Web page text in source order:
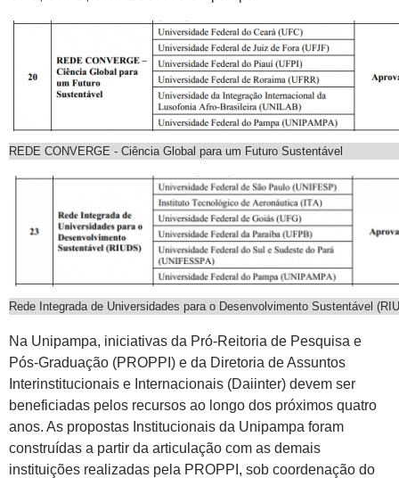
REDE CONVERGE - Ciência Global para um Futuro Sustentável
Rede Integrada de Universidades para o Desenvolvimento Sustentável
Na Unipampa, iniciativas da Pró-Reitoria de Pesquisa e
Pós-Graduação (PROPPI) e da Diretoria de Assuntos
Interinstitucionais e Internacionais (Daiinter) devem ser
beneficiadas pelos recursos ao longo dos próximos quatro
anos. As propostas Institucionais da Unipampa foram
construídas a partir da articulação com as demais
instituições realizadas pela PROPPI, sob coordenação do